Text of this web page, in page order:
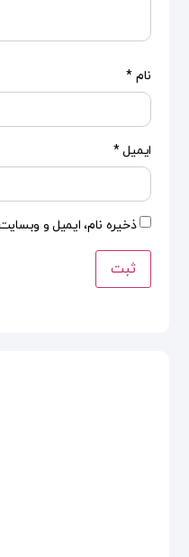
نام *
ایمیل*
ذخیره نام، ایمیل و